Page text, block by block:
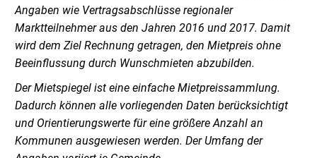
Angaben wie Vertragsabschlüsse regionaler
Marktteilnehmer aus den Jahren 2016 und 2017. Damit
wird dem Ziel Rechnung getragen, den Mietpreis ohne
Beeinflussung durch Wunschmieten abzubilden.
Der Mietspiegel ist eine einfache Mietpreissammlung.
Dadurch können alle vorliegenden Daten berücksichtigt
und Orientierungswerte für eine größere Anzahl an
Kommunen ausgewiesen werden. Der Umfang der